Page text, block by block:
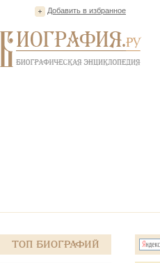
Добавить в избранное
Топ Биографий